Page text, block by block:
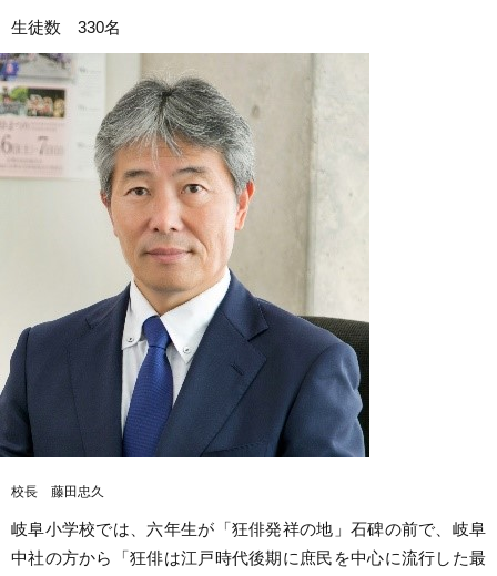
生徒数 330名
校長 藤田忠久
岐阜小学校では、六年生が「狂俳発祥の地」石碑の前で、岐阜
中社の方から「狂俳は江戸時代後期に庶民を中心に流行した最